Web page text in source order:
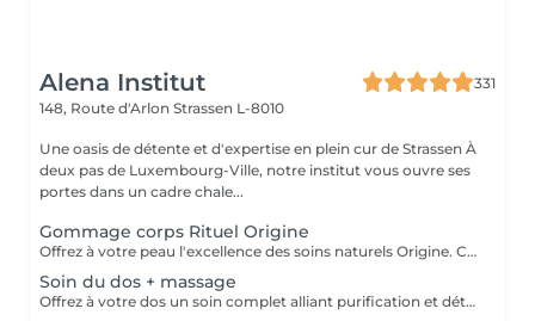
Alena Institut
331
148, Route d'Arlon Strassen L-8010
Une oasis de détente et d'expertise en plein cur de Strassen À
deux pas de Luxembourg-Ville, notre institut vous ouvre ses
portes dans un cadre chale...
Gommage corps Rituel Origine
Offrez à votre peau l'excellence des soins naturels Origine. Ce gommage exfolie délicatement grâce à des textures raffinées et des ingrédients sélectionnés pour leur pureté. Il lisse le grain de peau, réveille l'éclat naturel et enveloppe le corps d'un parfum subtil et sensoriel. Un rituel d'exception qui laisse la peau incroyablement douce, soyeuse et lumineuse, prête à recevoir tous les bienfaits des soins suivants.
Soin du dos + massage
Offrez à votre dos un soin complet alliant purification et détente profonde. Ce rituel associe un nettoyage expert, une exfoliation raffinée et des manuvres relaxantes pour libérer les tensions. La peau est purifiée, douce et lumineuse, tandis que le corps retrouve une sensation de confort absolu. Un moment précieux qui allie efficacité et bien-être.